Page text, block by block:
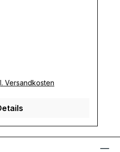
Versandkosten